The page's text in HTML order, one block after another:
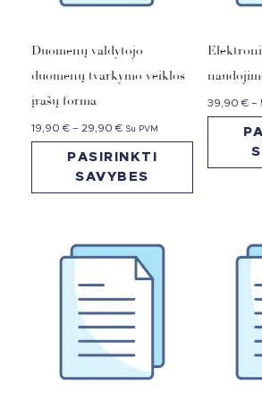
Duomenų valdytojo
duomenų tvarkymo veiklos
įrašų forma
19,90€ – 29,90€ Su PVM
PASIRINKTI
SAVYBES
39,90€ –